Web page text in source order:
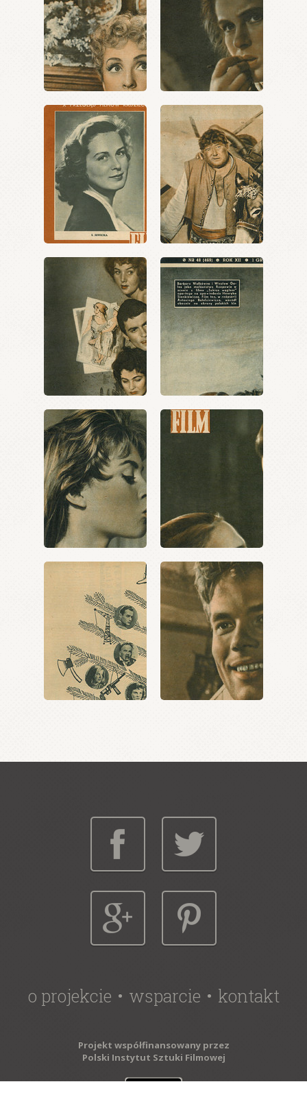
o projekcie wsparcie kontakt
Projekt współfinansowany przez